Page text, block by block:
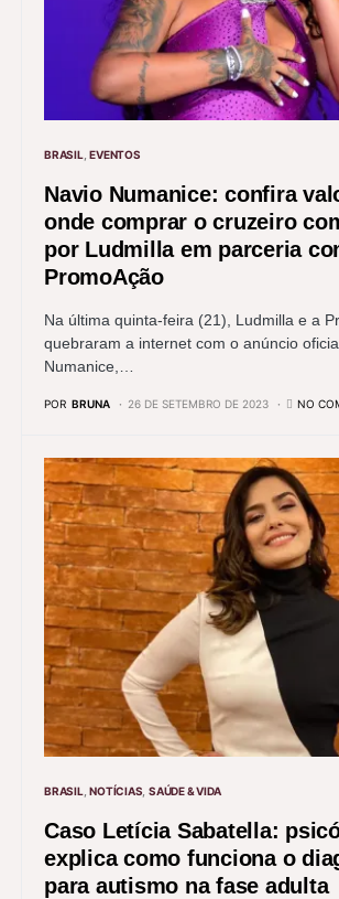
BRASIL EVENTOS
Navio Numanice: confira
onde comprar o cruzeiro
por Ludmilla em parceria
PromoAção
Na última quinta-feira (21), Ludmilla e a
quebraram a internet com o anúncio
Numanice,…
POR BRUNA 26 DE SETEMBRO DE 2023 NO
BRASIL NOTÍCIAS SAÚDE & VIDA
Caso Letícia Sabatella:
explica como funciona o
para autismo na fase adulta